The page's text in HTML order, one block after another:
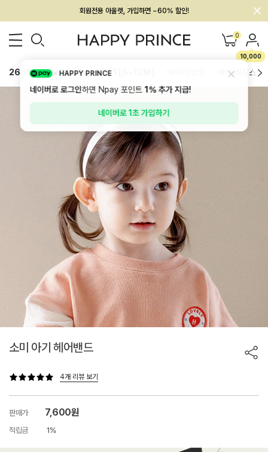
회원전용 아울렛, 가입하면 ~60% 할인!
멤버십 최대 28,000원 혜택 0
10,000
26SS 신상 BEST BABY[6~12M] 하의/레깅스
소미 아기 헤어밴드
4개 리뷰 보기
판매가 7,600원
적립금 1%
HAPPY PRINCE
네이버로 로그인하면 Npay 포인트1%추가 지급!
네이버로 1초 가입하기